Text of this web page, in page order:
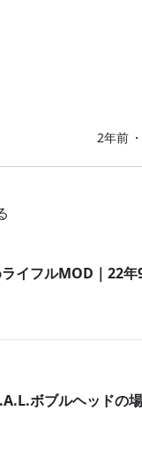
2年前 ・
イフルMOD｜22年
ボブルヘッドの